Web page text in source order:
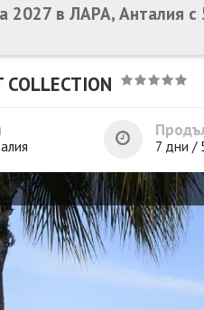
2027 в ЛАРА, Анталия
COLLECTION
7 дни /